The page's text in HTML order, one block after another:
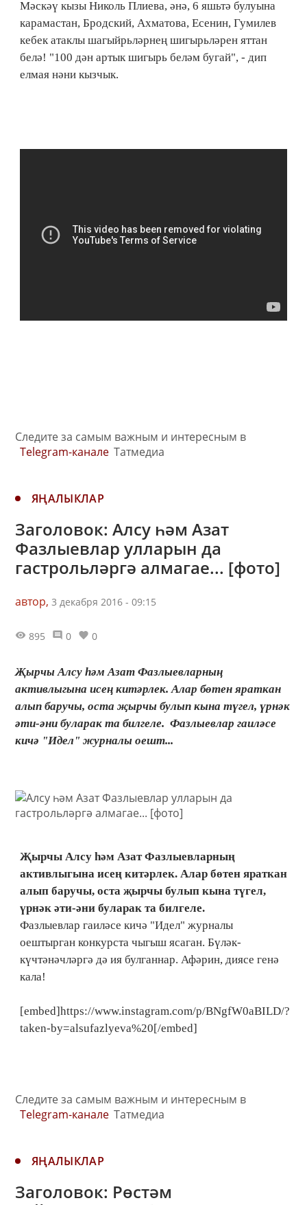
Мәскәү кызы Николь Плиева, әнә, 6 яшьтә булуына
карамастан, Бродский, Ахматова, Есенин, Гумилев
кебек атаклы шагыйрьләрнең шигырьләрен яттан
белә! "100 дән артык шигырь беләм бугай", - дип
елмая нәни кызчык.
Следите за самым важным и интересным в
Telegram-канале Татмедиа
ЯҢАЛЫКЛАР
Заголовок: Алсу һәм Азат
Фазлыевлар улларын да
гастрольләргә алмагае... [фото]
автор, 3 декабря 2016 - 09:15
895 0 0
Җырчы Алсу һәм Азат Фазлыевларның
активлыгына исең китәрлек. Алар бөтен яраткан
алып баручы, оста җырчы булып кына түгел, үрнәк
әти-әни буларак та билгеле. Фазлыевлар гаиләсе
кичә "Идел" журналы оешт...
Җырчы Алсу һәм Азат Фазлыевларның
активлыгына исең китәрлек. Алар бөтен яраткан
алып баручы, оста җырчы булып кына түгел,
үрнәк әти-әни буларак та билгеле.
Фазлыевлар гаиләсе кичә "Идел" журналы
оештырган конкурста чыгыш ясаган. Бүләк-
күчтәнәчләргә дә ия булганнар. Афәрин, диясе генә
кала!
[embed]https://www.instagram.com/p/BNgfW0aBILD/?
taken-by=alsufazlyeva%20[/embed]
Следите за самым важным и интересным в
Telegram-канале Татмедиа
ЯҢАЛЫКЛАР
Заголовок: Рөстәм